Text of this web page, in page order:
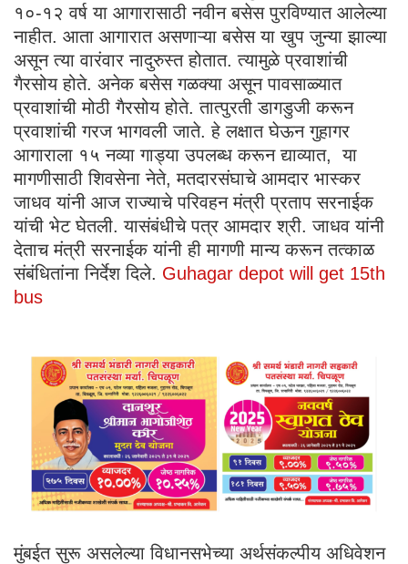
१०-१२ वर्ष या आगारासाठी नवीन बसेस पुरविण्यात आलेल्या
नाहीत. आता आगारात असणाऱ्या बसेस या खुप जुन्या झाल्या
असून त्या वारंवार नादुरुस्त होतात. त्यामुळे प्रवाशांची
गैरसोय होते. अनेक बसेस गळक्या असून पावसाळ्यात
प्रवाशांची मोठी गैरसोय होते. तात्पुरती डागडुजी करून
प्रवाशांची गरज भागवली जाते. हे लक्षात घेऊन गुहागर
आगाराला १५ नव्या गाड्या उपलब्ध करून द्याव्यात, या
मागणीसाठी शिवसेना नेते, मतदारसंघाचे आमदार भास्कर
जाधव यांनी आज राज्याचे परिवहन मंत्री प्रताप सरनाईक
यांची भेट घेतली. यासंबंधीचे पत्र आमदार श्री. जाधव यांनी
देताच मंत्री सरनाईक यांनी ही मागणी मान्य करून तत्काळ
संबंधितांना निर्देश दिले. Guhagar depot will get 15th
bus
मुंबईत सुरू असलेल्या विधानसभेच्या अर्थसंकल्पीय अधिवेशन